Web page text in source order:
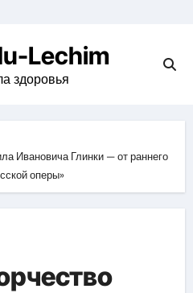
Lechim
здоровья
Ивановича Глинки — от раннего
оперы»